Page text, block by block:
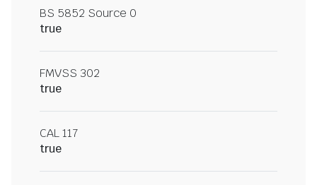
BS 5852 Source 0
true
FMVSS 302
true
CAL 117
true